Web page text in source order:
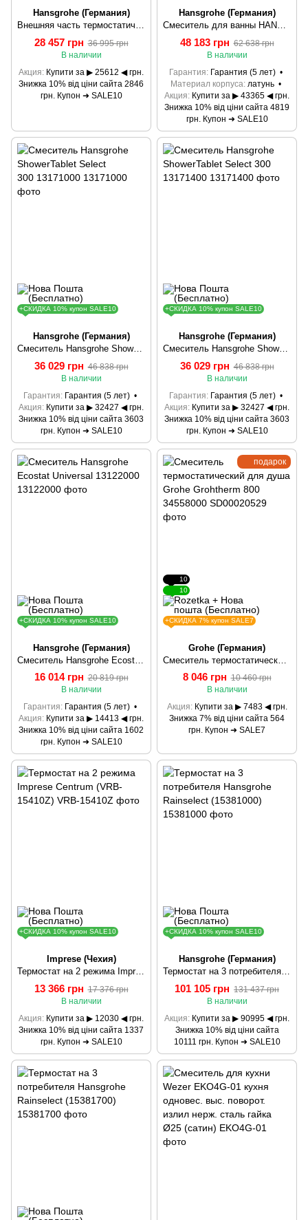
Hansgrohe (Германия)
Внешняя часть термостатического смесителя Hansgrohe Ecostat Square 15714000
28 457 грн 36 995 грн
В наличии
Акция
Купити за ▶ 25612 ◀ грн.
Знижка 10% від ціни сайта 2846
грн. Купон ➜ SALE10
Hansgrohe (Германия)
Смеситель для ванны HANSGROHE ShowerTablet Select 13151000
48 183 грн 62 638 грн
В наличии
Гарантия
Гарантия (5 лет)
Материал корпуса латунь
Акция
Купити за ▶ 43365 ◀ грн.
Знижка 10% від ціни сайта 4819
грн. Купон ➜ SALE10
+СКИДКА 10% купон SALE10
Hansgrohe (Германия)
Смеситель Hansgrohe ShowerTablet Select 300 13171000
36 029 грн 46 838 грн
В наличии
Гарантия Гарантия (5 лет)
Акция Купити за ▶ 32427 ◀ грн.
Знижка 10% від ціни сайта 3603
грн. Купон ➜ SALE10
+СКИДКА 10% купон SALE10
Hansgrohe (Германия)
Смеситель Hansgrohe ShowerTablet Select 300 13171400
36 029 грн 46 838 грн
В наличии
Гарантия Гарантия (5 лет)
Акция Купити за ▶ 32427 ◀ грн.
Знижка 10% від ціни сайта 3603
грн. Купон ➜ SALE10
+СКИДКА 10% купон SALE10
Hansgrohe (Германия)
16 014 грн 20 819 грн
В наличии
Гарантия
Гарантия (5 лет)
Акция
Купити за ▶ 14413 ◀ грн.
Знижка 10% від ціни сайта 1602
грн. Купон ➜ SALE10
подарок
10
10
+СКИДКА 7% купон SALE7
Grohe (Германия)
8 046 грн 10 460 грн
В наличии
Акция
Купити за ▶ 7483 ◀ грн.
Знижка 7% від ціни сайта 564
грн. Купон ➜ SALE7
+СКИДКА 10% купон SALE10
Imprese (Чехия)
Термостат на 2 режима Imprese Centrum (VRB-15410Z)
13 366 грн 17 376 грн
В наличии
Акция Купити за ▶ 12030 ◀ грн.
Знижка 10% від ціни сайта 1337
грн. Купон ➜ SALE10
+СКИДКА 10% купон SALE10
Hansgrohe (Германия)
Термостат на 3 потребителя Hansgrohe Rainselect (15381000)
101 105 грн 131 437 грн
В наличии
Акция Купити за ▶ 90995 ◀ грн.
Знижка 10% від ціни сайта
10111 грн. Купон ➜ SALE10